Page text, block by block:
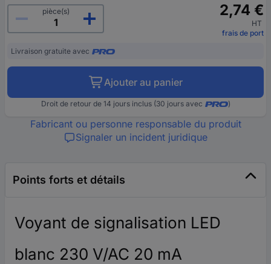
pièce(s)
2,74 €
HT
frais de port
Livraison gratuite avec
Ajouter au panier
Droit de retour de 14 jours inclus (30 jours avec )
Fabricant ou personne responsable du produit
Signaler un incident juridique
Points forts et détails
Voyant de signalisation LED
blanc 230 V/AC 20 mA